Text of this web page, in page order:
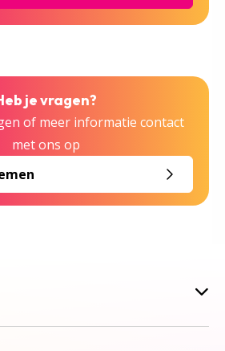
je vragen?
of meer informatie contact
met ons op